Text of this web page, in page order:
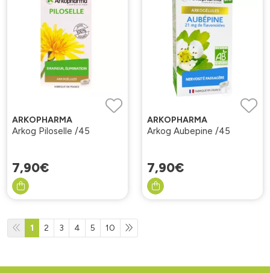
ARKOPHARMA
Arkog Piloselle /45
7,90€
ARKOPHARMA
Arkog Aubepine /45
7,90€
1 2 3 4 5 10